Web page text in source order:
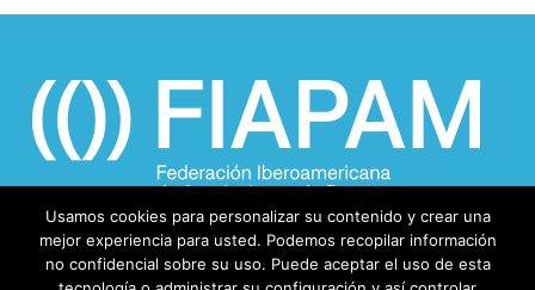
Usamos cookies para personalizar su contenido y crear una
mejor experiencia para usted. Podemos recopilar información
no confidencial sobre su uso. Puede aceptar el uso de esta